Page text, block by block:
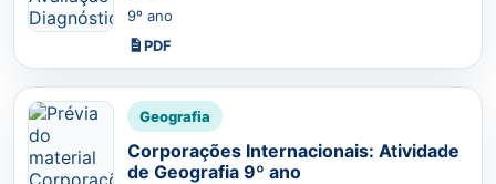
9º ano
PDF
Geografia
Corporações Internacionais: Atividade
de Geografia 9º ano